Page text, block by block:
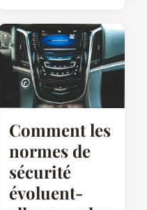
Comment les
normes de
sécurité
évoluent-